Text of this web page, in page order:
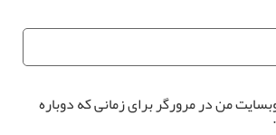
من در مرورگر برای زمانی که دوباره